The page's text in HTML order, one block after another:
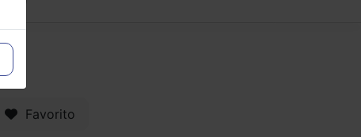
Favorito